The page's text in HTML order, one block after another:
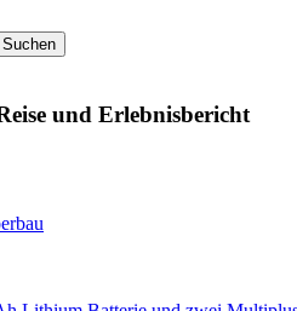
und Erlebnisbericht